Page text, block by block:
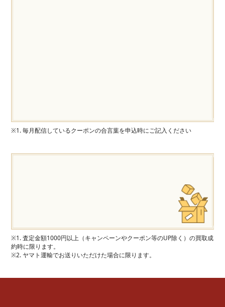
※1. 毎月配信しているクーポンの合言葉を申込時にご記入ください
※1. 査定金額1000円以上（キャンペーンやクーポン等のUP除く）の買取成
約時に限ります。
※2. ヤマト運輸でお送りいただけた場合に限ります。